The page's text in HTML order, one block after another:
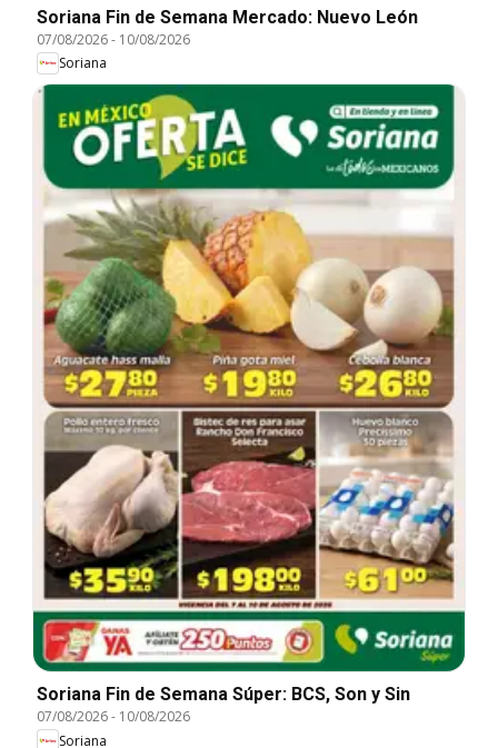
Soriana Fin de Semana Mercado: Nuevo León
07/08/2026- 10/08/2026
Soriana
Soriana Fin de Semana Súper: BCS, Son y Sin
07/08/2026- 10/08/2026
Soriana